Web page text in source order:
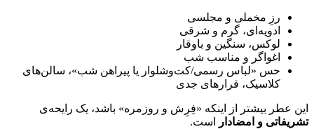
رزِ مخملی و مجلسی
ادویه‌ای، گرم و شرقی
لوکس، سنگین و باوقار
اغواگر و مناسب شب
حس «لباس رسمی/کت‌وشلوار یا پیراهن شب»، سالن‌های
کلاسیک، قرارهای جدی
این عطر بیشتر از اینکه «فِرِش و روزمره» باشد، یک رایحه‌ی
تشریفاتی و امضادار
است.